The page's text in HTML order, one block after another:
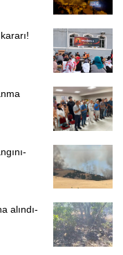
alındı-